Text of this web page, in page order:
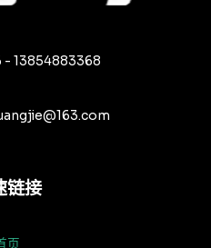
- 13854883368
链接
页